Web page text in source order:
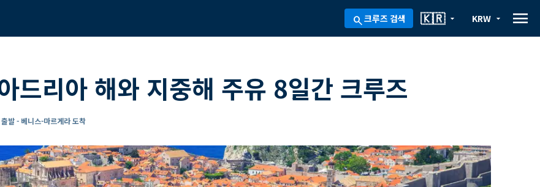
search크루즈 검색 arrow_drop_down
🇰🇷 arrow_drop_down
KRW menu
드리아 해와 지중해 주유 8일간 크루즈
발 - 베니스-마르게라 도착